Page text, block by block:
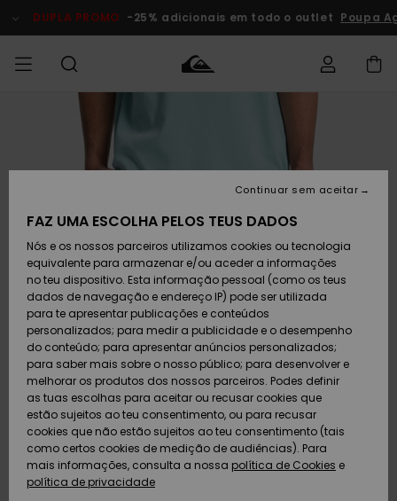
do
DUPLA PROMO -25% adicionais em todo o outlet Poupa
Calçado e
chinelos
Surfe/água
Snow
Artigos
recém-
chegados
MENINO
Calçado e
chinelos
Surfe/água
Neve
Artigos
recém-
chegados
MULHER
chegados
Highlights
Snow
SURF
Crianças
Highlights
Community
SNOW
Artigos
Criança
Snow Shop
Feminino
Highlights
Community
DUPLA
PROMO
Criança
Outlet
Mulher
AJUDA
Devoluções
Pagamento
Cartão
presente
Quiksilver
Freedom
Protecção de
dados
SUSTAINABILITY
FAZ UMA ESCOLHA PELOS TEUS DADOS
Nós e os nossos parceiros utilizamos cookies ou tecnologia
equivalente para armazenar e/ou aceder a informações
no teu dispositivo. Esta informação pessoal (como os teus
dados de navegação e endereço IP) pode ser utilizada
para te apresentar publicações e conteúdos
personalizados; para medir a publicidade e o desempenho
do conteúdo; para apresentar anúncios personalizados;
para saber mais sobre o nosso público; para desenvolver e
melhorar os produtos dos nossos parceiros. Podes definir
as tuas escolhas para aceitar ou recusar cookies que
estão sujeitos ao teu consentimento, ou para recusar
cookies que não estão sujeitos ao teu consentimento (tais
como certos cookies de medição de audiências). Para
mais informações, consulta a nossa política de Cookies e
política de privacidade
Continuar sem aceitar